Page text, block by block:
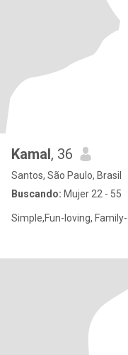
Kamal, 36
Santos, São Paulo, Brasil
Buscando: Mujer 22 - 55
Simple,Fun-loving,